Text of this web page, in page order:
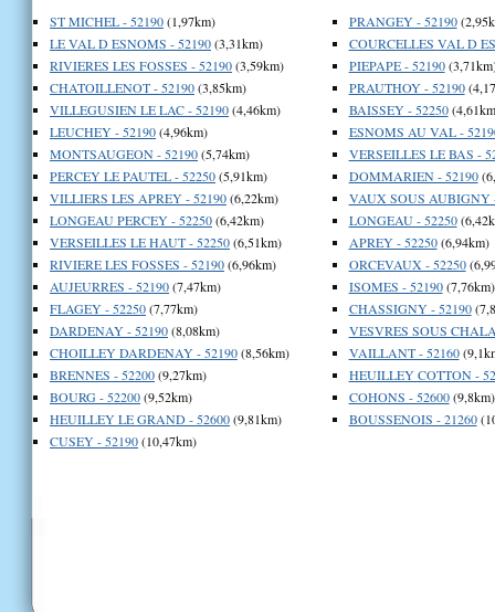
ST MICHEL - 52190(1,97km)
LE VAL D ESNOMS - 52190(3,31km)
RIVIERES LES FOSSES - 52190(3,59km)
CHATOILLENOT - 52190(3,85km)
VILLEGUSIEN LE LAC - 52190(4,46km)
LEUCHEY - 52190(4,96km)
MONTSAUGEON - 52190(5,74km)
PERCEY LE PAUTEL - 52250(5,91km)
VILLIERS LES APREY - 52190(6,22km)
LONGEAU PERCEY - 52250(6,42km)
VERSEILLES LE HAUT - 52250(6,51km)
RIVIERE LES FOSSES - 52190(6,96km)
AUJEURRES - 52190(7,47km)
FLAGEY - 52250(7,77km)
DARDENAY - 52190(8,08km)
CHOILLEY DARDENAY - 52190(8,56km)
BRENNES - 52200(9,27km)
BOURG - 52200(9,52km)
HEUILLEY LE GRAND - 52600(9,81km)
CUSEY - 52190(10,47km)
PRANGEY - 52190
COURCELLES VAL D
PIEPAPE - 52190
PRAUTHOY - 52190
BAISSEY - 52250
ESNOMS AU VAL -
VERSEILLES LE BAS -
DOMMARIEN - 52190
VAUX SOUS AUBIGNY
LONGEAU - 52250
APREY - 52250(6,94km)
ORCEVAUX - 52250
ISOMES - 52190(7,76km)
CHASSIGNY - 52190
VESVRES SOUS
VAILLANT - 52160
HEUILLEY COTTON -
COHONS - 52600(9,8km)
BOUSSENOIS - 21260